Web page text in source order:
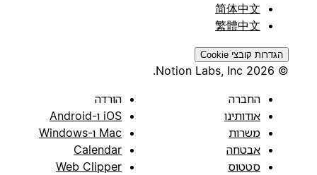
简体中文
繁體中文
הגדרות קובצי Cookie
החברה
אודותינו
משרות
אבטחה
סטטוס
הורדה
iOS ו-Android
Mac ו-Windows
Calendar
Web Clipper